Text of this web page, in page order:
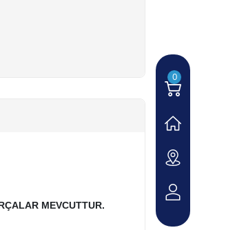
MEVCUTTUR.
0